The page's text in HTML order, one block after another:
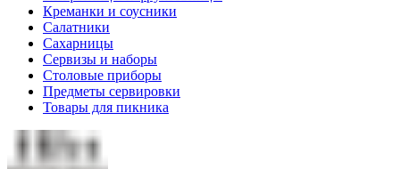
Креманки и соусники
Салатники
Сахарницы
Сервизы и наборы
Столовые приборы
Предметы сервировки
Товары для пикника